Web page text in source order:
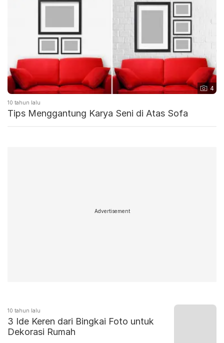
4
10 tahun lalu
Tips Menggantung Karya Seni di Atas Sofa
Advertisement
10 tahun lalu
3 Ide Keren dari Bingkai Foto untuk
Dekorasi Rumah